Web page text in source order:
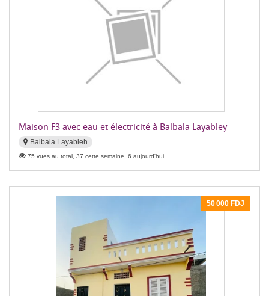
Maison F3 avec eau et électricité à Balbala Layabley
Balbala Layableh
75 vues au total, 37 cette semaine, 6 aujourd'hui
50 000 FDJ